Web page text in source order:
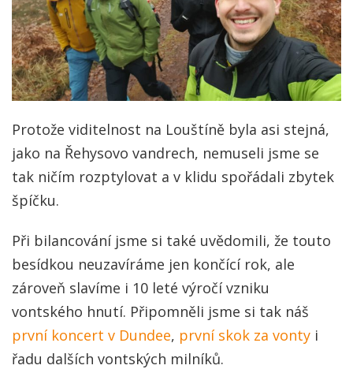
Protože viditelnost na Louštíně byla asi stejná,
jako na Řehysovo vandrech, nemuseli jsme se
tak ničím rozptylovat a v klidu spořádali zbytek
špíčku.
Při bilancování jsme si také uvědomili, že touto
besídkou neuzavíráme jen končící rok, ale
zároveň slavíme i 10 leté výročí vzniku
vontského hnutí. Připomněli jsme si tak náš
první koncert v Dundee, první skok za vonty i
řadu dalších vontských milníků.